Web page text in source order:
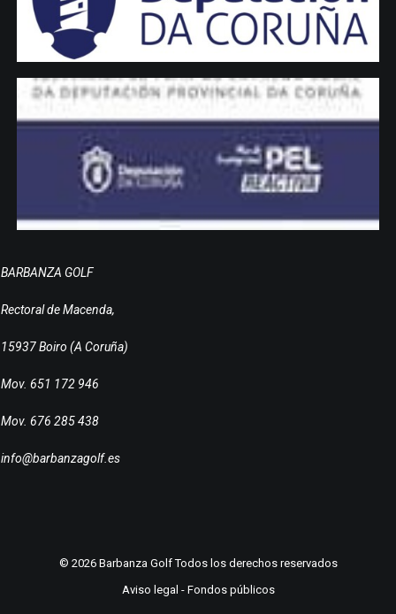
BARBANZA GOLF
Rectoral de Macenda,
15937 Boiro (A Coruña)
Mov. 651 172 946
Mov. 676 285 438
info@barbanzagolf.es
© 2026 Barbanza Golf Todos los derechos reservados
Aviso legal - Fondos públicos